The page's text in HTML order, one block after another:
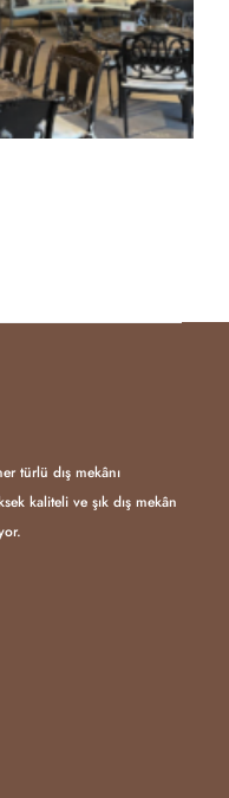
türlü dış mekânı
kaliteli ve şık dış mekân